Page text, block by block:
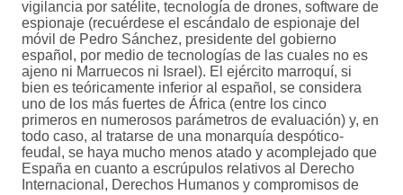
vigilancia por satélite, tecnología de drones, software de
espionaje (recuérdese el escándalo de espionaje del
móvil de Pedro Sánchez, presidente del gobierno
español, por medio de tecnologías de las cuales no es
ajeno ni Marruecos ni Israel). El ejército marroquí, si
bien es teóricamente inferior al español, se considera
uno de los más fuertes de África (entre los cinco
primeros en numerosos parámetros de evaluación) y, en
todo caso, al tratarse de una monarquía despótico-
feudal, se haya mucho menos atado y acomplejado que
España en cuanto a escrúpulos relativos al Derecho
Internacional, Derechos Humanos y compromisos de